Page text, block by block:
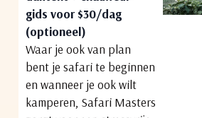
gids voor $30/dag
(optioneel)
Waar je ook van plan
bent je safari te beginnen
en wanneer je ook wilt
kamperen, Safari Masters